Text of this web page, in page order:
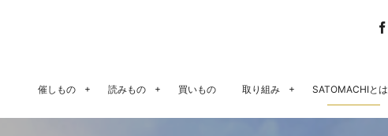
催しもの 読みもの 買いもの 取り組み SATOMACHIとは